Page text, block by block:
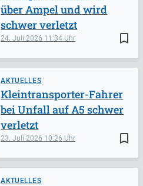
bookmark_border
24. Juli 2026 11:34
über Ampel und wird
schwer verletzt
AKTUELLES
bookmark_border
23. Juli 2026 10:26
Kleintransporter-Fahrer
bei Unfall auf A5 schwer
verletzt
AKTUELLES